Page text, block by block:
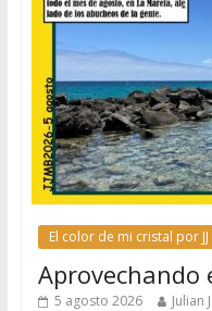
El color de mi cristal por
5 agosto 2026 Julian